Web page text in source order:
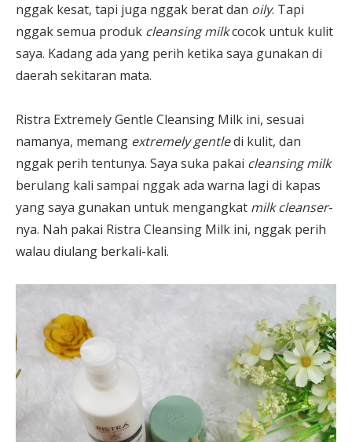
nggak kesat, tapi juga nggak berat dan oily. Tapi
nggak semua produk cleansing milkcocok untuk kulit
saya. Kadang ada yang perih ketika saya gunakan di
daerah sekitaran mata.
Ristra Extremely Gentle Cleansing Milk ini, sesuai
namanya, memang extremely gentledi kulit, dan
nggak perih tentunya. Saya suka pakai cleansing milk
berulang kali sampai nggak ada warna lagi di kapas
yang saya gunakan untuk mengangkat milk cleanser-
nya. Nah pakai Ristra Cleansing Milk ini, nggak perih
walau diulang berkali-kali.